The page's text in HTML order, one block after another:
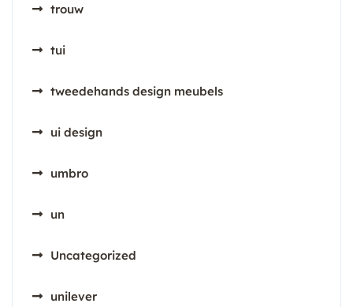
trouw
tui
tweedehands design meubels
ui design
umbro
un
Uncategorized
unilever